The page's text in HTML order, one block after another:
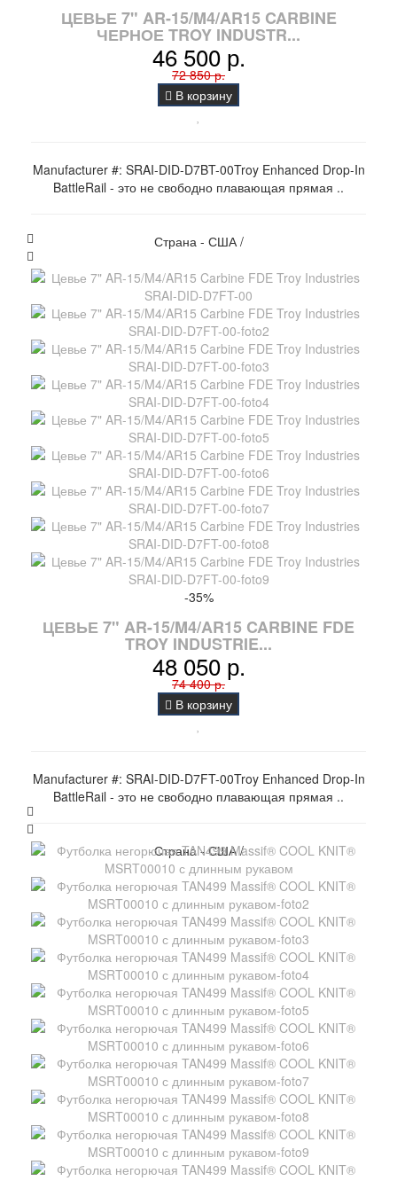
ЦЕВЬЕ 7" AR-15/M4/AR15 CARBINE
ЧЕРНОЕ TROY INDUSTR...
46 500 р.
72 850 р.
В корзину
Manufacturer #: SRAI-DID-D7BT-00Troy Enhanced Drop-In
BattleRail - это не свободно плавающая прямая ..
Страна - США /
-35%
ЦЕВЬЕ 7" AR-15/M4/AR15 CARBINE FDE
TROY INDUSTRIE...
48 050 р.
74 400 р.
В корзину
Manufacturer #: SRAI-DID-D7FT-00Troy Enhanced Drop-In
BattleRail - это не свободно плавающая прямая ..
Страна - США /